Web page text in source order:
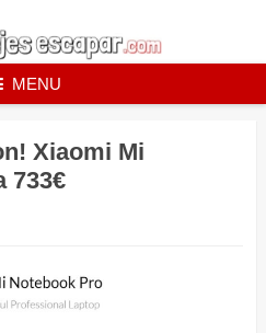
MENU
Xiaomi Mi
733€